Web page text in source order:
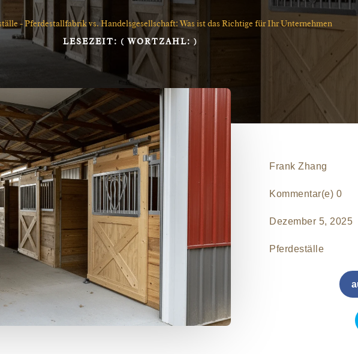
-Pferdestallfabrik vs. Handelsgesellschaft: Was ist das Richtige für Ihr Unternehmen?
LESEZEIT: ( WORTZAHL: )
Frank Zhang
0 Kommentar(e)
Dezember 5, 2025
Pferdeställe